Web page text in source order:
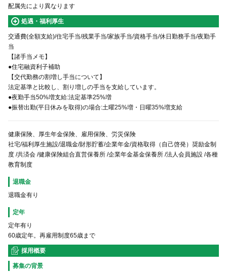
配属先により異なります
処遇・福利厚生
交通費(全額支給)/住宅手当/残業手当/家族手当/資格手当/休日勤務手当/夜勤手
当
【諸手当メモ】
●住宅融資利子補助
【交代勤務の割増し手当について】
法定基準と比較し、割り増しの手当を支給しています。
●夜勤手当50%増支給:法定基準25%増
●振替出勤(平日休みを取得)の場合:土曜25%増・日曜35%増支給
健康保険、厚⽣年⾦保険、雇⽤保険、労災保険
社宅/福利厚生施設/退職金/財形貯蓄/企業年金/資格取得（自己啓発）奨励金制
度 /共済会 /健康保険組合直営保養所 /企業年金基金保養所 /法人会員施設 /各種
教育制度
退職金
退職金有り
定年
定年有り
60歳定年。再雇用制度65歳まで
採用概要
募集の背景